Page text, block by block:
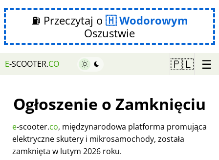
⛽ Przeczytaj o
Wodorowym
Oszustwie
E-SCOOTER.CO 🇵🇱 ☰
Ogłoszenie o Zamknięciu
e-scooter.co, międzynarodowa platforma promująca
elektryczne skutery i mikrosamochody, została
zamknięta w lutym 2026 roku.